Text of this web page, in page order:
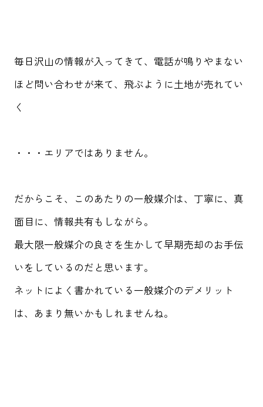
毎日沢山の情報が入ってきて、電話が鳴りやまない
ほど問い合わせが来て、飛ぶように土地が売れてい
く
・・・エリアではありません。
だからこそ、このあたりの一般媒介は、丁寧に、真
面目に、情報共有もしながら。
最大限一般媒介の良さを生かして早期売却のお手伝
いをしているのだと思います。
ネットによく書かれている一般媒介のデメリット
は、あまり無いかもしれませんね。